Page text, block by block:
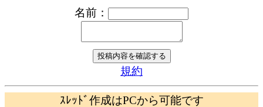
名前：
規約
ｽﾚｯﾄﾞ作成はPCから可能です